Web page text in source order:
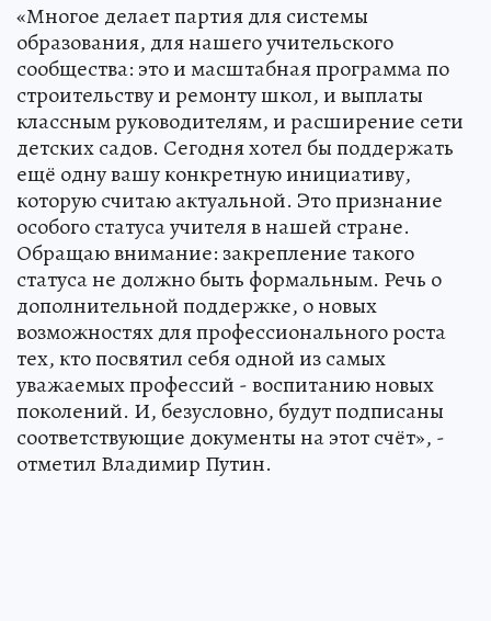
«Многое делает партия для системы
образования, для нашего учительского
сообщества: это и масштабная программа по
строительству и ремонту школ, и выплаты
классным руководителям, и расширение сети
детских садов. Сегодня хотел бы поддержать
ещё одну вашу конкретную инициативу,
которую считаю актуальной. Это признание
особого статуса учителя в нашей стране.
Обращаю внимание: закрепление такого
статуса не должно быть формальным. Речь о
дополнительной поддержке, о новых
возможностях для профессионального роста
тех, кто посвятил себя одной из самых
уважаемых профессий - воспитанию новых
поколений. И, безусловно, будут подписаны
соответствующие документы на этот счёт», -
отметил Владимир Путин.